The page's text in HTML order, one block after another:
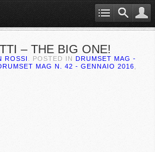
– THE BIG ONE!
ROSSI . POSTED IN DRUMSET MAG -
MAG N. 42 - GENNAIO 2016